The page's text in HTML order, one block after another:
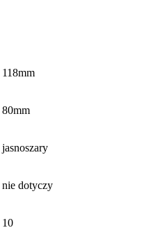
118mm
80mm
jasnoszary
nie dotyczy
10